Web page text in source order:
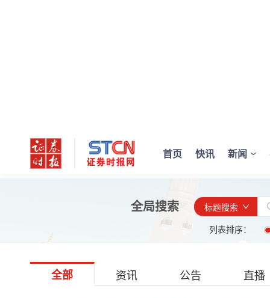
首页 快讯 新闻
全局搜索
标题搜索
列表排序：
全部 资讯 公告 直播